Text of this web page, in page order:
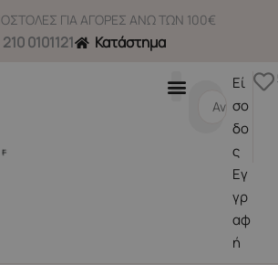
ΓΙΑ ΑΓΟΡΕΣ ΑΝΩ ΤΩΝ 100€
210 0101121 Κατάστημα
Search
Εί
σο
δο
ς
Εγ
γρ
αφ
ή